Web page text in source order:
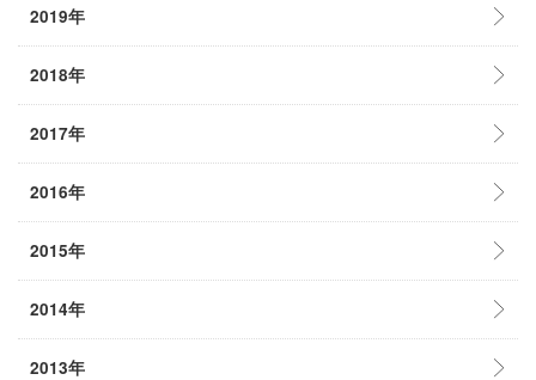
2019年
2018年
2017年
2016年
2015年
2014年
2013年